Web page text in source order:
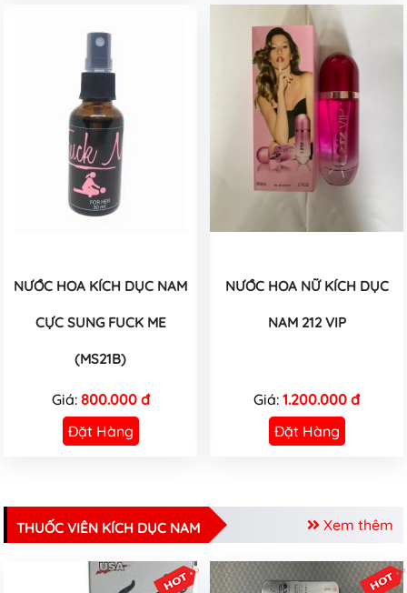
NƯỚC HOA KÍCH DỤC NAM
CỰC SUNG FUCK ME
(MS21B)
Giá: 800.000 đ
Đặt Hàng
NƯỚC HOA NỮ KÍCH DỤC
NAM 212 VIP
Giá: 1.200.000 đ
Đặt Hàng
Xem thêm
THUỐC VIÊN KÍCH DỤC NAM